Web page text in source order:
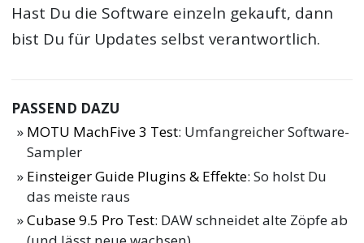
Hast Du die Software einzeln gekauft, dann
bist Du für Updates selbst verantwortlich.
PASSEND DAZU
MOTU MachFive 3 Test: Umfangreicher Software-
Sampler
Einsteiger Guide Plugins & Effekte: So holst Du
das meiste raus
Cubase 9.5 Pro Test: DAW schneidet alte Zöpfe ab